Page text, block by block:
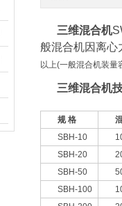
三维混合机
般混合机因离心
以上(一般混合机装
三维混合机
规 格
SBH-10
SBH-20
SBH-50
SBH-100